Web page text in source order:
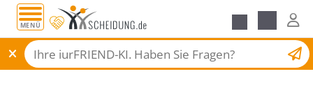
MENÜ
Scheidungsantrag